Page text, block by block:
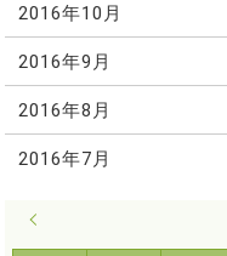
2016年10月
2016年9月
2016年8月
2016年7月